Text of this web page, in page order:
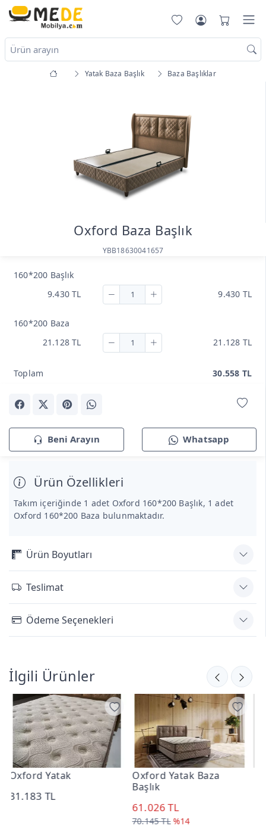
Yatak Baza Başlık Baza Başlıklar
Oxford Baza Başlık
YBB18630041657
160*200 Başlık
9.430 TL
9.430 TL
160*200 Baza
21.128 TL
21.128 TL
Toplam 30.558 TL
Beni Arayın Whatsapp
Ürün Özellikleri
Takım içeriğinde 1 adet Oxford 160*200 Başlık, 1 adet
Oxford 160*200 Baza bulunmaktadır.
Ürün Boyutları
Teslimat
Ödeme Seçenekleri
İlgili Ürünler
Oxford Yatak Baza
Best Baza Başlık
32.052 TL
35.613 TL